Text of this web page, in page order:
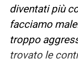
diventati più
facciamo
troppo
trovato le